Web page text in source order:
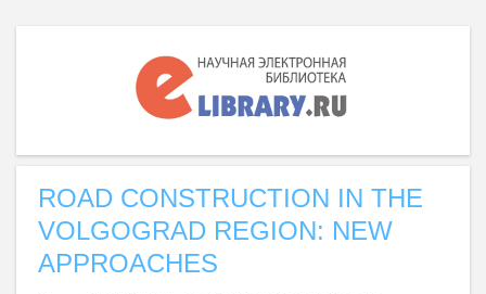
ROAD CONSTRUCTION IN THE
VOLGOGRAD REGION: NEW
APPROACHES